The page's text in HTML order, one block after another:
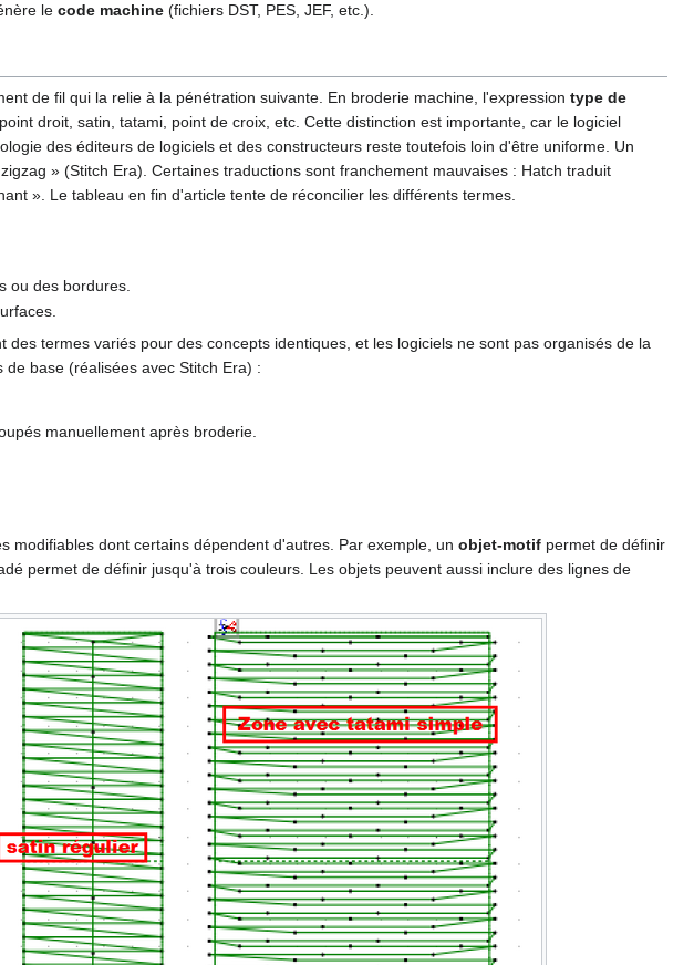
le code machine (fichiers DST, PES, JEF, etc.).
de fil qui la relie à la pénétration suivante. En broderie machine, l'expression type de
droit, satin, tatami, point de croix, etc. Cette distinction est importante, car le logiciel
des éditeurs de logiciels et des constructeurs reste toutefois loin d'être uniforme. Un
» (Stitch Era). Certaines traductions sont franchement mauvaises : Hatch traduit
». Le tableau en fin d'article tente de réconcilier les différents termes.
ou des bordures.
termes variés pour des concepts identiques, et les logiciels ne sont pas organisés de la
base (réalisées avec Stitch Era) :
manuellement après broderie.
modifiables dont certains dépendent d'autres. Par exemple, un objet-motif permet de définir
permet de définir jusqu'à trois couleurs. Les objets peuvent aussi inclure des lignes de